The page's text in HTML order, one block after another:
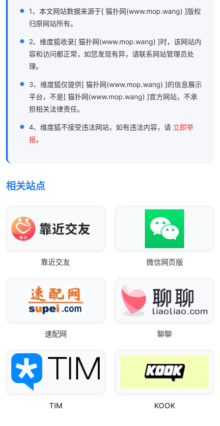
1、本文网站数据来源于[ 猫扑网(www.mop.wang) ]版权
归原网站所有。
2、维度狐收录[ 猫扑网(www.mop.wang) ]时，该网站内
容和访问都正常，如您发现有异，请联系网站管理员处
理。
3、维度狐仅提供[ 猫扑网(www.mop.wang) ]的信息展示
平台，不是[ 猫扑网(www.mop.wang) ]官方网站，不承
担相关法律责任。
4、维度狐不接受违法网站，如有违法内容，请 立即举
报。
相关站点
靠近交友 微信网页版
速配网 聊聊
TIM KOOK